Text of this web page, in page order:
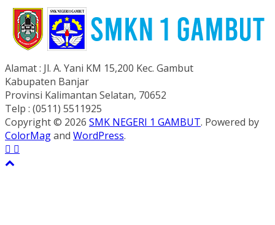
Alamat : Jl. A. Yani KM 15,200 Kec. Gambut
Kabupaten Banjar
Provinsi Kalimantan Selatan, 70652
Telp : (0511) 5511925
Copyright © 2026 SMK NEGERI 1 GAMBUT. Powered by
ColorMagand WordPress.